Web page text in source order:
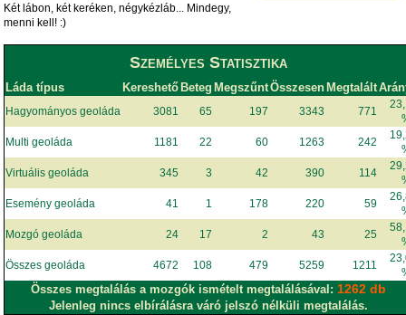
Két lábon, két keréken, négykézláb... Mindegy,
menni kell! :)
Személyes Statisztika
Láda típus Kereshető Beteg MegszűntÖsszesen Megtalált
Hagyományos geoláda 3081 65 197 3343 771
Multi geoláda
1181 22 60 1263 242
Virtuális geoláda
345 3 42 390 114
Esemény geoláda
41 1 178 220 59
Mozgó geoláda
24 17 2 43 25
Összes geoláda
4672 108 479 5259 1211
Összes megtalálás a mozgók ismételt megtalálásával: 1262 db
Jelenleg nincs elbírálásra váró jelszó nélküli megtalálás.